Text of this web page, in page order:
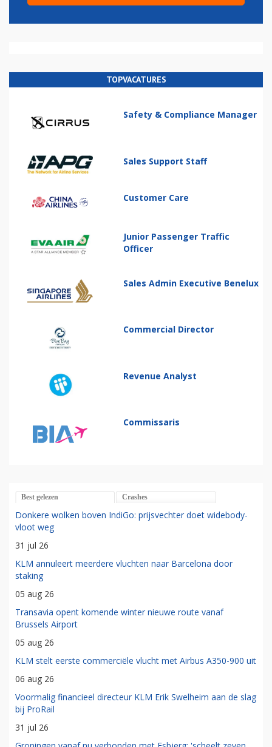
TOPVACATURES
Safety & Compliance Manager
Sales Support Staff
Customer Care
Junior Passenger Traffic
Officer
Sales Admin Executive Benelux
Commercial Director
Revenue Analyst
Commissaris
Best gelezen Crashes
Donkere wolken boven IndiGo: prijsvechter doet widebody-
vloot weg
31 jul 26
KLM annuleert meerdere vluchten naar Barcelona door
staking
05 aug 26
Transavia opent komende winter nieuwe route vanaf
Brussels Airport
05 aug 26
KLM stelt eerste commerciële vlucht met Airbus A350-900 uit
06 aug 26
Voormalig financieel directeur KLM Erik Swelheim aan de slag
bij ProRail
31 jul 26